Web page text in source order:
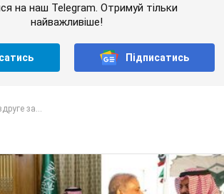
на наш Telegram. Отримуй тільки
найважливіше!
Підписатись
за...